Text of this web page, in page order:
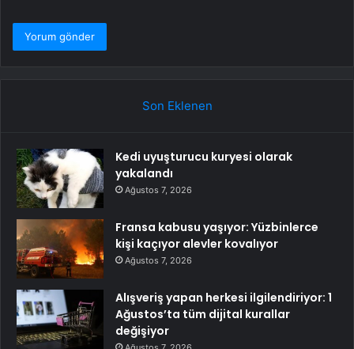
Son Eklenen
Kedi uyuşturucu kuryesi olarak
yakalandı
Ağustos 7, 2026
Fransa kabusu yaşıyor: Yüzbinlerce
kişi kaçıyor alevler kovalıyor
Ağustos 7, 2026
Alışveriş yapan herkesi ilgilendiriyor: 1
Ağustos’ta tüm dijital kurallar
değişiyor